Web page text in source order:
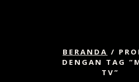
BERANDA /
DENGAN TAG
TV”